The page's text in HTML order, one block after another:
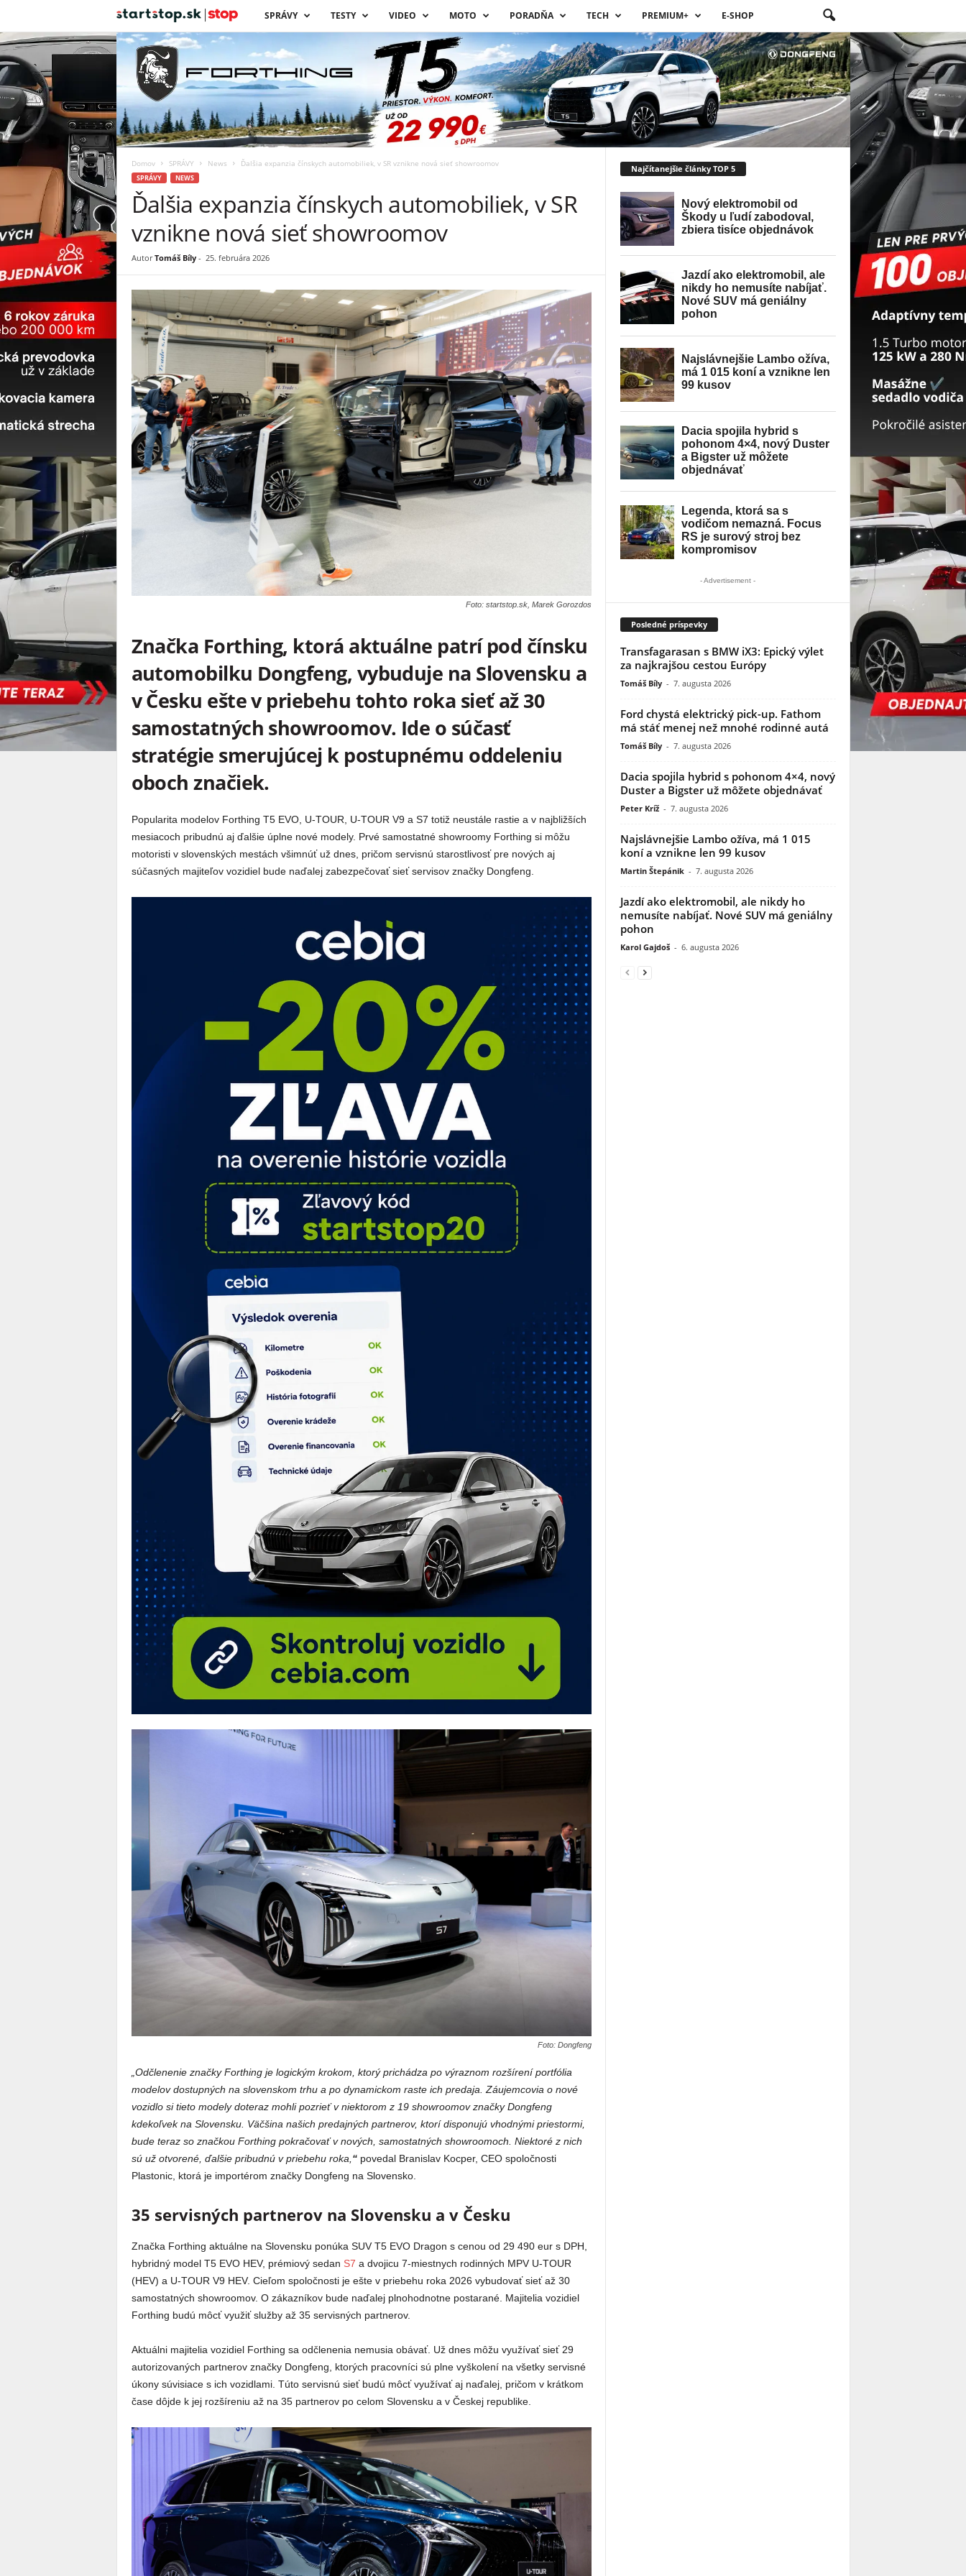
a
r
t
t
o
SPRÁVY TESTY VIDEO MOTO PORADŇA TECH PREMIUM+ E-SHOP
Domov SPRÁVY News Ďalšia expanzia čínskych automobiliek, v SR vznikne nová sieť showroomov
SPRÁVY NEWS
Ďalšia expanzia čínskych automobiliek, v SR
vznikne nová sieť showroomov
Autor Tomáš Bíly- 25. februára 2026
Foto: startstop.sk, Marek Gorozdos
Značka Forthing, ktorá aktuálne patrí pod čínsku
automobilku Dongfeng, vybuduje na Slovensku a
v Česku ešte v priebehu tohto roka sieť až 30
samostatných showroomov. Ide o súčasť
stratégie smerujúcej k postupnému oddeleniu
oboch značiek.
Popularita modelov Forthing T5 EVO, U-TOUR, U-TOUR V9 a S7 totiž neustále rastie a v najbližších
mesiacoch pribudnú aj ďalšie úplne nové modely. Prvé samostatné showroomy Forthing si môžu
motoristi v slovenských mestách všimnúť už dnes, pričom servisnú starostlivosť pre nových aj
súčasných majiteľov vozidiel bude naďalej zabezpečovať sieť servisov značky Dongfeng.
Foto: Dongfeng
„Odčlenenie značky Forthing je logickým krokom, ktorý prichádza po výraznom rozšírení portfólia
modelov dostupných na slovenskom trhu a po dynamickom raste ich predaja. Záujemcovia o nové
vozidlo si tieto modely doteraz mohli pozrieť v niektorom z 19 showroomov značky Dongfeng
kdekoľvek na Slovensku. Väčšina našich predajných partnerov, ktorí disponujú vhodnými priestormi,
bude teraz so značkou Forthing pokračovať v nových, samostatných showroomoch. Niektoré z nich
sú už otvorené, ďalšie pribudnú v priebehu roka,“ povedal Branislav Kocper, CEO spoločnosti
Plastonic, ktorá je importérom značky Dongfeng na Slovensko.
35 servisných partnerov na Slovensku a v Česku
Značka Forthing aktuálne na Slovensku ponúka SUV T5 EVO Dragon s cenou od 29 490 eur s DPH,
hybridný model T5 EVO HEV, prémiový sedan S7 a dvojicu 7-miestnych rodinných MPV U-TOUR
(HEV) a U-TOUR V9 HEV. Cieľom spoločnosti je ešte v priebehu roka 2026 vybudovať sieť až 30
samostatných showroomov. O zákazníkov bude naďalej plnohodnotne postarané. Majitelia vozidiel
Forthing budú môcť využiť služby až 35 servisných partnerov.
Aktuálni majitelia vozidiel Forthing sa odčlenenia nemusia obávať. Už dnes môžu využívať sieť 29
autorizovaných partnerov značky Dongfeng, ktorých pracovníci sú plne vyškolení na všetky servisné
úkony súvisiace s ich vozidlami. Túto servisnú sieť budú môcť využívať aj naďalej, pričom v krátkom
čase dôjde k jej rozšíreniu až na 35 partnerov po celom Slovensku a v Českej republike.
Najčítanejšie články TOP 5
- Advertisement -
Posledné príspevky
Transfagarasan s BMW iX3: Epický výlet
za najkrajšou cestou Európy
Tomáš Bíly - 7. augusta 2026
Ford chystá elektrický pick-up. Fathom
má stáť menej než mnohé rodinné autá
Tomáš Bíly - 7. augusta 2026
Dacia spojila hybrid s pohonom 4×4, nový
Duster a Bigster už môžete objednávať
Peter Kríž - 7. augusta 2026
Najslávnejšie Lambo ožíva, má 1 015
koní a vznikne len 99 kusov
Martin Štepánik - 7. augusta 2026
Jazdí ako elektromobil, ale nikdy ho
nemusíte nabíjať. Nové SUV má geniálny
pohon
Karol Gajdoš - 6. augusta 2026